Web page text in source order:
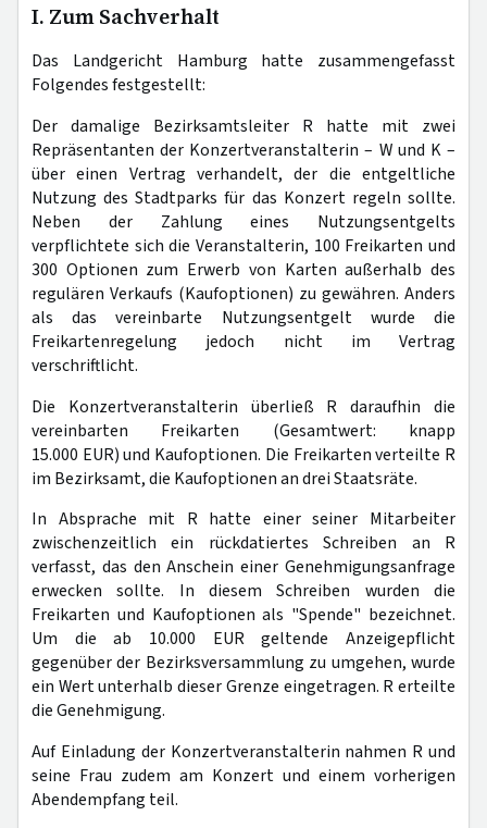
I. Zum Sachverhalt
Das Landgericht Hamburg hatte zusammengefasst
Folgendes festgestellt:
Der damalige Bezirksamtsleiter R hatte mit zwei
Repräsentanten der Konzertveranstalterin – W und K –
über einen Vertrag verhandelt, der die entgeltliche
Nutzung des Stadtparks für das Konzert regeln sollte.
Neben der Zahlung eines Nutzungsentgelts
verpflichtete sich die Veranstalterin, 100 Freikarten und
300 Optionen zum Erwerb von Karten außerhalb des
regulären Verkaufs (Kaufoptionen) zu gewähren. Anders
als das vereinbarte Nutzungsentgelt wurde die
Freikartenregelung jedoch nicht im Vertrag
verschriftlicht.
Die Konzertveranstalterin überließ R daraufhin die
vereinbarten Freikarten (Gesamtwert: knapp
15.000 EUR) und Kaufoptionen. Die Freikarten verteilte R
im Bezirksamt, die Kaufoptionen an drei Staatsräte.
In Absprache mit R hatte einer seiner Mitarbeiter
zwischenzeitlich ein rückdatiertes Schreiben an R
verfasst, das den Anschein einer Genehmigungsanfrage
erwecken sollte. In diesem Schreiben wurden die
Freikarten und Kaufoptionen als "Spende" bezeichnet.
Um die ab 10.000 EUR geltende Anzeigepflicht
gegenüber der Bezirksversammlung zu umgehen, wurde
ein Wert unterhalb dieser Grenze eingetragen. R erteilte
die Genehmigung.
Auf Einladung der Konzertveranstalterin nahmen R und
seine Frau zudem am Konzert und einem vorherigen
Abendempfang teil.